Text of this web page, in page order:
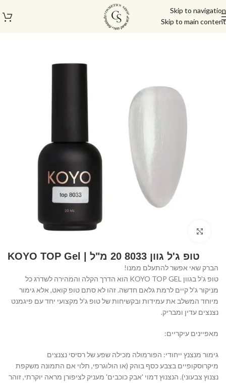
Skip to navigation
Skip to main content
עמוד הבית
טופ ג'ל גוון 8033 20 מ"ל | KOYO TOP Gel
הברק שאי אפשר להתעלם ממנו!
טופ ג'ל בגוון KOYO TOP GEL הוא הדרך הקלה והמהירה לשדרג כל
מניקור ג'ל קיים לרמת גלאם חדשה. זהו לא סתם טופ קואט, אלא גימור
מיוחד המשלב את עמידות ובקשיחות של טופ ג'ל מקצועי יחד עם פיגמנט
נצנצים עדין ומבריק.
מאפיינים עיקריים:
גימור מנצנץ ייחודי: הפורמולה מכילה שפע של רסיסי נצנצים
מיקרוסקופיים בצבע כסף בוהק (או הולוגרפי, תלוי אם התמונה משקפת
נצנוץ צבעוני). הנצנוץ דמוי 'אבק כוכבים' מעניק לציפורן מראה יוקרתי, זוהר